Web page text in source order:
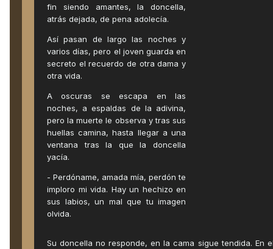
fin siendo amantes, la doncella,
atrás dejada, de pena adolecía.
Así pasan de largo las noches y
varios días, pero el joven guarda en
secreto el recuerdo de otra dama y
otra vida.
A oscuras se escapa en las
noches, a espaldas de la adivina,
pero la muerte le observa y tras sus
huellas camina, hasta llegar a una
ventana tras la que la doncella
yacía.
- Perdóname, amada mía, perdón te
imploro mi vida. Hay un hechizo en
sus labios, un mal que tu imagen
olvida.
Su doncella no responde, en la cama sigue tendida.